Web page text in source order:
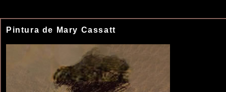
Pintura de Mary Cassatt